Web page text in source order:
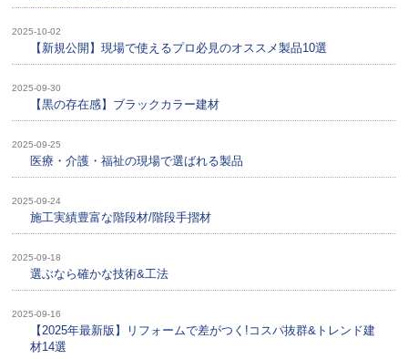
2025-10-02
【新規公開】現場で使えるプロ必見のオススメ製品10選
2025-09-30
【黒の存在感】ブラックカラー建材
2025-09-25
医療・介護・福祉の現場で選ばれる製品
2025-09-24
施工実績豊富な階段材/階段手摺材
2025-09-18
選ぶなら確かな技術&工法
2025-09-16
【2025年最新版】リフォームで差がつく!コスパ抜群&トレンド建
材14選